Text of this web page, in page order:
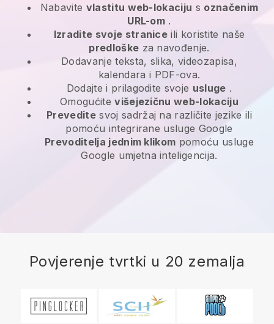
Nabavite vlastitu web-lokaciju s označenim
URL-om .
Izradite svoje stranice ili koristite naše
predloške za navođenje.
Dodavanje teksta, slika, videozapisa,
kalendara i PDF-ova.
Dodajte i prilagodite svoje usluge .
Omogućitevišejezičnu web-lokaciju
Prevedite svoj sadržaj na različite jezike ili
pomoću integrirane usluge Google
Prevoditelja jednim klikom pomoću usluge
Google umjetna inteligencija.
Povjerenje tvrtki u 20 zemalja